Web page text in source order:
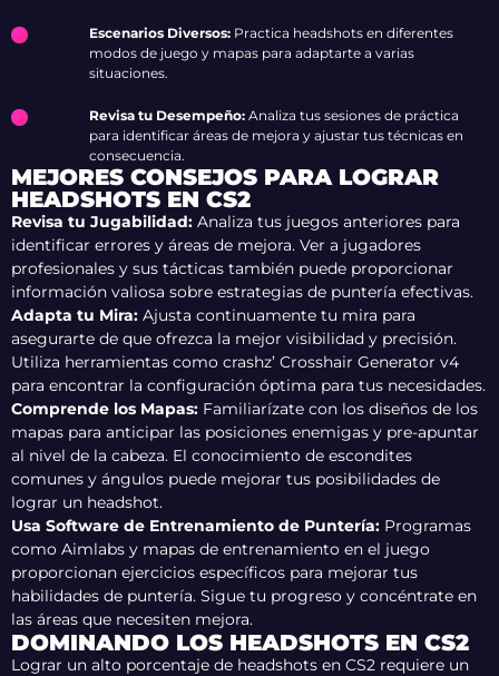
Escenarios Diversos: Practica headshots en diferentes
modos de juego y mapas para adaptarte a varias
situaciones.
Revisa tu Desempeño: Analiza tus sesiones de práctica
para identificar áreas de mejora y ajustar tus técnicas en
consecuencia.
MEJORES CONSEJOS PARA LOGRAR
HEADSHOTS EN CS2
Revisa tu Jugabilidad: Analiza tus juegos anteriores para
identificar errores y áreas de mejora. Ver a jugadores
profesionales y sus tácticas también puede proporcionar
información valiosa sobre estrategias de puntería efectivas.
Adapta tu Mira: Ajusta continuamente tu mira para
asegurarte de que ofrezca la mejor visibilidad y precisión.
Utiliza herramientas como crashz’ Crosshair Generator v4
para encontrar la configuración óptima para tus necesidades.
Comprende los Mapas: Familiarízate con los diseños de los
mapas para anticipar las posiciones enemigas y pre-apuntar
al nivel de la cabeza. El conocimiento de escondites
comunes y ángulos puede mejorar tus posibilidades de
lograr un headshot.
Usa Software de Entrenamiento de Puntería: Programas
como Aimlabs y mapas de entrenamiento en el juego
proporcionan ejercicios específicos para mejorar tus
habilidades de puntería. Sigue tu progreso y concéntrate en
las áreas que necesiten mejora.
DOMINANDO LOS HEADSHOTS EN CS2
Lograr un alto porcentaje de headshots en CS2 requiere un